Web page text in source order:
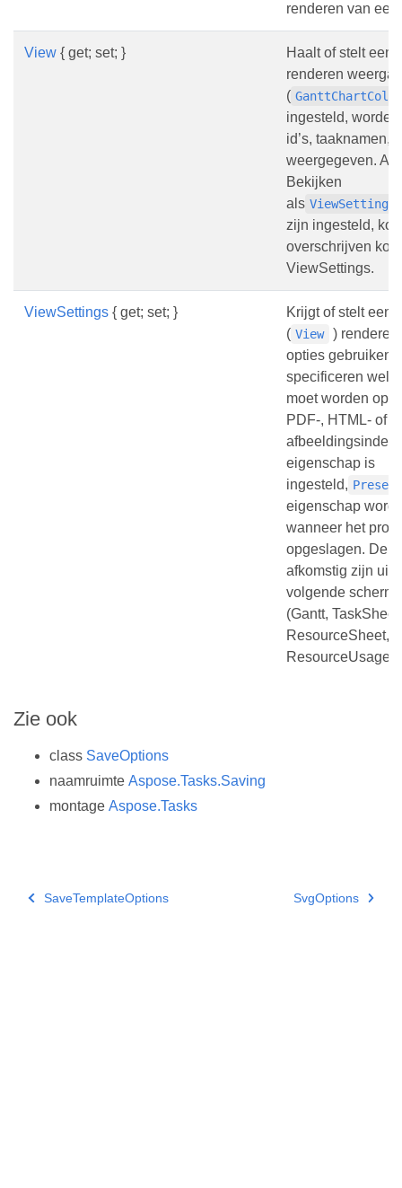
renderen van
View { get; set; }
Haalt of stelt een
renderen
(
ingesteld,
id’s, taaknamen,
weergegeven.
Bekijken
als ViewSettings
zijn ingesteld,
overschrijven
ViewSettings.
ViewSettings { get; set; }
Krijgt of stelt een
( View )
opties gebruiken
specificeren
moet worden
PDF-, HTML- of
eigenschap is
ingesteld,
eigenschap
wanneer het
opgeslagen. De
afkomstig zijn uit
volgende
(Gantt,
ResourceSheet,
ResourceUsage)
Zie ook
class SaveOptions
naamruimte Aspose.Tasks.Saving
montage Aspose.Tasks
SaveTemplateOptions SvgOptions